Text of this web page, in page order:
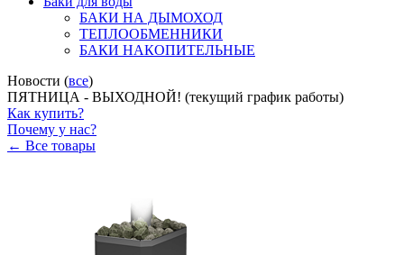
БАКИ НА ДЫМОХОД
ТЕПЛООБМЕННИКИ
БАКИ НАКОПИТЕЛЬНЫЕ
Новости (все)
ПЯТНИЦА - ВЫХОДНОЙ! (текущий график работы)
Как купить?
Почему у нас?
← Все товары